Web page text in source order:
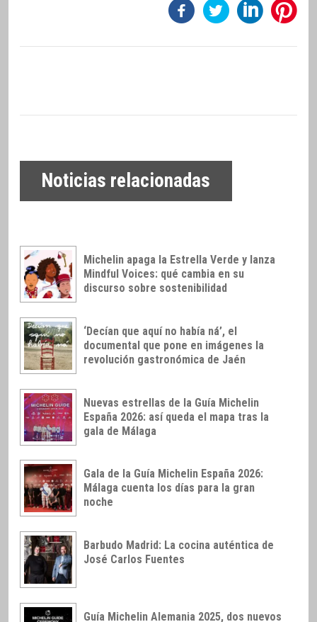
Noticias relacionadas
Michelin apaga la Estrella Verde y lanza
Mindful Voices: qué cambia en su
discurso sobre sostenibilidad
‘Decían que aquí no había ná’, el
documental que pone en imágenes la
revolución gastronómica de Jaén
Nuevas estrellas de la Guía Michelin
España 2026: así queda el mapa tras la
gala de Málaga
Gala de la Guía Michelin España 2026:
Málaga cuenta los días para la gran
noche
Barbudo Madrid: La cocina auténtica de
José Carlos Fuentes
Guía Michelin Alemania 2025, dos nuevos